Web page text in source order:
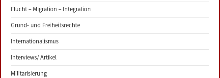
Flucht – Migration – Integration
Grund- und Freiheitsrechte
Internationalismus
Interviews/ Artikel
Militarisierung